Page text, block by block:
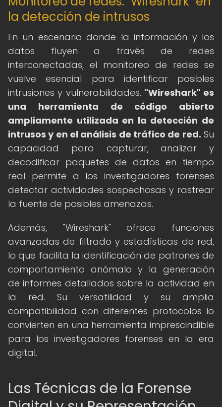
la detección de intrusos
En un escenario donde la información y los
datos fluyen a través de redes
interconectadas, el monitoreo de redes se
vuelve esencial para identificar posibles
intrusiones y vulnerabilidades. "Wireshark" es
una herramienta de código abierto
ampliamente utilizada en la detección de
intrusos y en el análisis de tráfico de red. Su
capacidad para capturar, analizar y
decodificar paquetes de datos en tiempo
real permite a los investigadores forenses
detectar actividades sospechosas y rastrear
la fuente de posibles amenazas.
Además, "Wireshark" ofrece funciones
avanzadas de filtrado y estadísticas de red,
lo que facilita la identificación de patrones de
comportamiento anómalo y la generación
de informes detallados sobre la actividad en
la red. Su versatilidad y su amplia
compatibilidad con diferentes protocolos lo
convierten en una herramienta imprescindible
para los investigadores forenses en la era
digital.
Las Técnicas de la Forense